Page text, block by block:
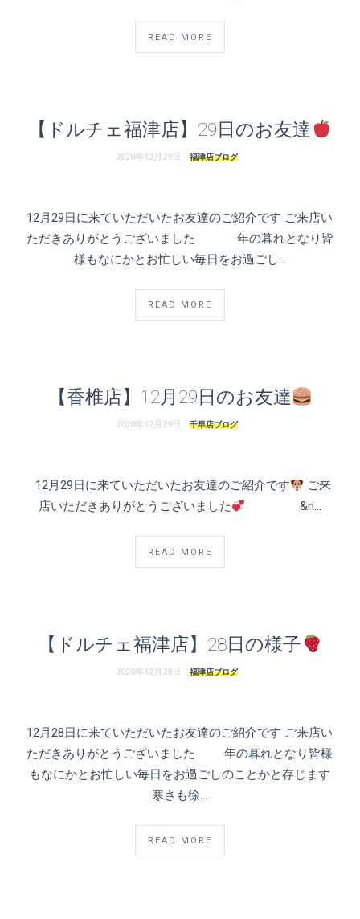
READ MORE
【ドルチェ福津店】29日のお友達
2020年12月29日 福津店ブログ
12月29日に来ていただいたお友達のご紹介です ご来店い
ただきありがとうございました 年の暮れとなり皆
様もなにかとお忙しい毎日をお過ごし…
READ MORE
【香椎店】12月29日のお友達
2020年12月29日 千早店ブログ
12月29日に来ていただいたお友達のご紹介です
ご来
店いただきありがとうございました
&n…
READ MORE
【ドルチェ福津店】28日の様子
2020年12月28日 福津店ブログ
12月28日に来ていただいたお友達のご紹介です ご来店い
ただきありがとうございました 年の暮れとなり皆様
もなにかとお忙しい毎日をお過ごしのことかと存じます
寒さも徐…
READ MORE